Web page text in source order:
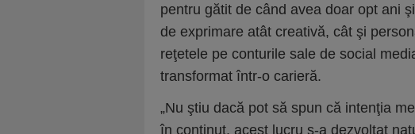
pentru gătit de când avea doar opt ani
de exprimare atât creativă, cât şi
reţetele pe conturile sale de social
transformat într-o carieră.
„Nu ştiu dacă pot să spun că intenţia
în conţinut, acest lucru s-a dezvoltat